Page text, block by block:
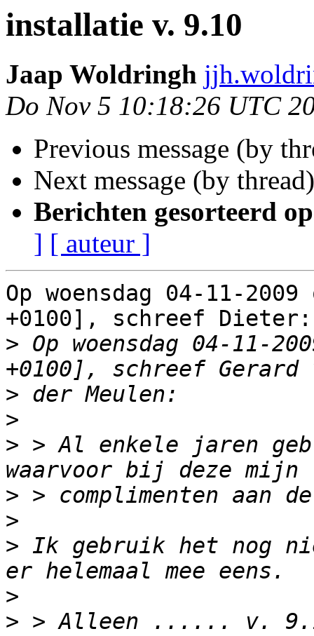
installatie v. 9.10
Jaap Woldringh
Do Nov 5 10:18:26 UTC
Previous message (by
Next message (by
Berichten gesorteerd
] [ auteur ]
Op woensdag 04-11-
+0100], schreef Dieter:
> Op woensdag 04-11-
>
>
> > Al enkele jaren
>
>
> Ik gebruik het nog
>
> > Alleen ...... v.